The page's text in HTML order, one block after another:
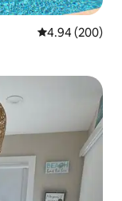
平均评分 4.94
4.94 (200)